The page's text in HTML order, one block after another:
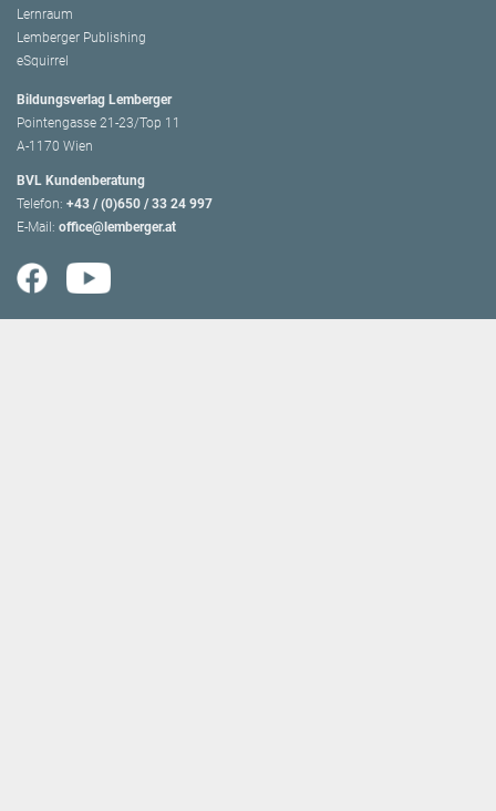
Lernraum
Lemberger Publishing
eSquirrel
Bildungsverlag Lemberger
Pointengasse 21-23/Top 11
A-1170 Wien
BVL Kundenberatung
Telefon: +43 / (0)650 / 33 24 997
E-Mail: office@lemberger.at